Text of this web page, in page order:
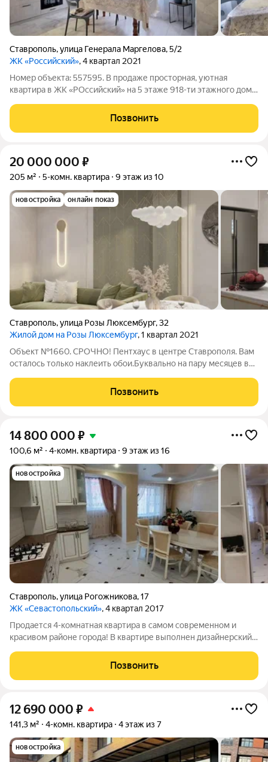
Ставрополь,улица Генерала Маргелова,5/2
ЖК «Российский», 4 квартал 2021
Номер объекта: 557595. В продаже просторная, уютная
квартира в ЖК «РОссийский» на 5 этаже 918-ти этажного дома.
большое количество парковочных мест, детские площадки и
спортивные площадки во дворе
Позвонить
20 000 000 ₽
205 м² 5-комн. квартира 9 этаж из 10
новостройка онлайн показ
Ставрополь,улица Розы Люксембург,32
Жилой дом на Розы Люксембург, 1 квартал 2021
Объект №1660. СРОЧНО! Пентхаус в центре Ставрополя. Вам
осталось только наклеить обои.Буквально на пару месяцев в
коробке (стяжка+штукатурка+проводка). НО это не «просто
ремонт», это уже
Позвонить
14 800 000 ₽
100,6 м² 4-комн. квартира 9 этаж из 16
новостройка
Ставрополь,улица Рогожникова,17
ЖК «Севастопольский», 4 квартал 2017
Продается 4-комнатная квартира в самом современном и
красивом районе города! В квартире выполнен дизайнерский
гарнитур из массива (ясень), с каменной столешницей,
встроенная бытовая техника.
Позвонить
12 690 000 ₽
141,3 м² 4-комн. квартира 4 этаж из 7
новостройка